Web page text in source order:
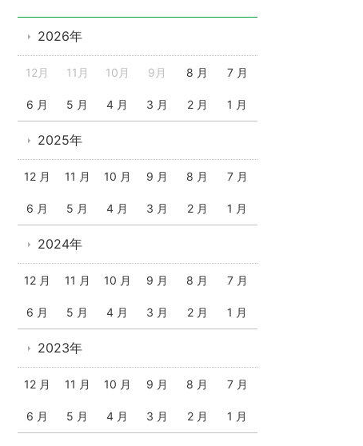
2026年
12月 11月 10月 9月 8 月 7 月
6 月 5 月 4 月 3 月 2 月 1 月
2025年
12 月 11 月 10 月 9 月 8 月 7 月
6 月 5 月 4 月 3 月 2 月 1 月
2024年
12 月 11 月 10 月 9 月 8 月 7 月
6 月 5 月 4 月 3 月 2 月 1 月
2023年
12 月 11 月 10 月 9 月 8 月 7 月
6 月 5 月 4 月 3 月 2 月 1 月